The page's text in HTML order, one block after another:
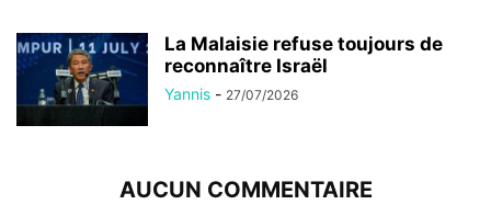
La Malaisie refuse toujours de
reconnaître Israël
Yannis - 27/07/2026
AUCUN COMMENTAIRE